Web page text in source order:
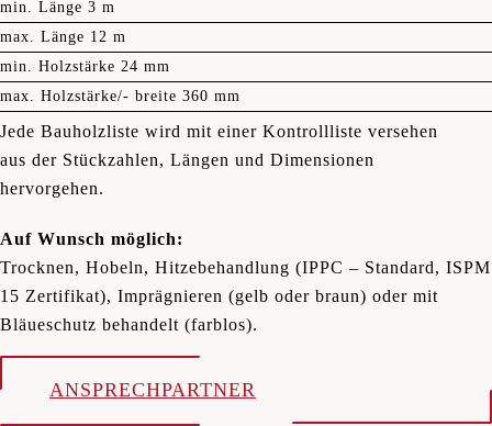
min. Länge 3 m
max. Länge 12 m
min. Holzstärke 24 mm
max. Holzstärke/- breite 360 mm
Jede Bauholzliste wird mit einer Kontrollliste versehen
aus der Stückzahlen, Längen und Dimensionen
hervorgehen.
Auf Wunsch möglich:
Trocknen, Hobeln, Hitzebehandlung (IPPC – Standard, ISPM
15 Zertifikat), Imprägnieren (gelb oder braun) oder mit
Bläueschutz behandelt (farblos).
ANSPRECHPARTNER